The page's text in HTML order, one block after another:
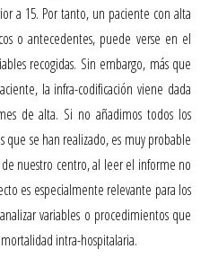
a 15. Por tanto, un paciente con alta
o antecedentes, puede verse en el
recogidas. Sin embargo, más que
la infra-codificación viene dada
de alta. Si no añadimos todos los
que se han realizado, es muy probable
nuestro centro, al leer el informe no
es especialmente relevante para los
variables o procedimientos que
intra-hospitalaria.